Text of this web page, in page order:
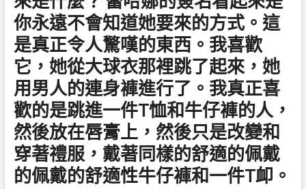
你永遠不會知道她要來的方式。這
是真正令人驚嘆的東西。我喜歡
它，她從大球衣那裡跳了起來，她
用男人的連身褲進行了。我真正喜
歡的是跳進一件T恤和牛仔褲的人，
然後放在唇膏上，然後只是改變和
穿著禮服，戴著同樣的舒適的佩戴
的佩戴的舒適性牛仔褲和一件T卹。